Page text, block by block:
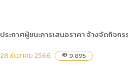
ประกาศผู้ชนะการเสนอราคา จ้างจัดกิจก
28 ธันวาคม 2566 visibility 9,895